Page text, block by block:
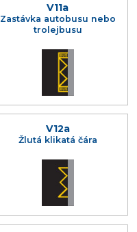
V11a
Zastávka autobusu nebo
trolejbusu
V12a
Žlutá klikatá čára